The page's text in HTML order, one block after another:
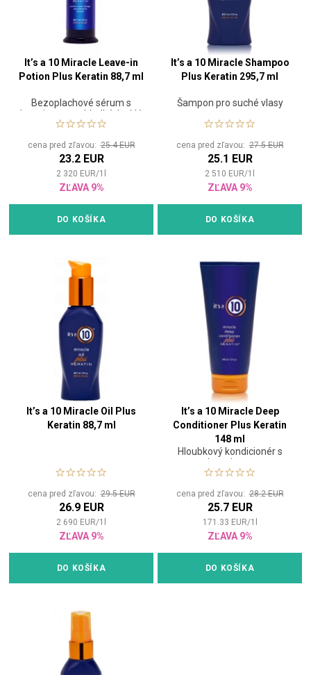
It’s a 10 Miracle Leave-in
Potion Plus Keratin 88,7 ml
Bezoplachové sérum s
keratinem pro hladké, lesklé
vlasy
cena pred zľavou:25.4 EUR
23.2 EUR
2 320 EUR/1
ZĽAVA 9%
DO KOŠÍKA
It’s a 10 Miracle Shampoo
Plus Keratin 295,7 ml
Šampon pro suché vlasy
cena pred zľavou:27.5 EUR
25.1 EUR
2 510 EUR/1
ZĽAVA 9%
DO KOŠÍKA
It’s a 10 Miracle Oil Plus
Keratin 88,7 ml
cena pred zľavou:29.5 EUR
26.9 EUR
2 690 EUR/1
ZĽAVA 9%
DO KOŠÍKA
It’s a 10 Miracle Deep
Conditioner Plus Keratin
148 ml
Hloubkový kondicionér s
keratinem
cena pred zľavou:28.2 EUR
25.7 EUR
171.33 EUR/1
ZĽAVA 9%
DO KOŠÍKA